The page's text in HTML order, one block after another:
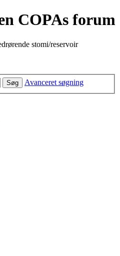
COPAs forum
stomi/reservoir
Søg Avanceret søgning